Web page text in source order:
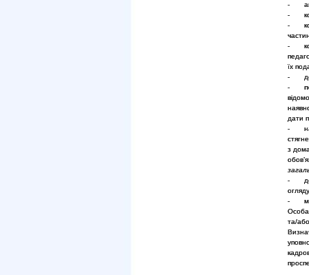
-
-
-
-
їх
-
-
дати
-
з
-
-
Особа
та/